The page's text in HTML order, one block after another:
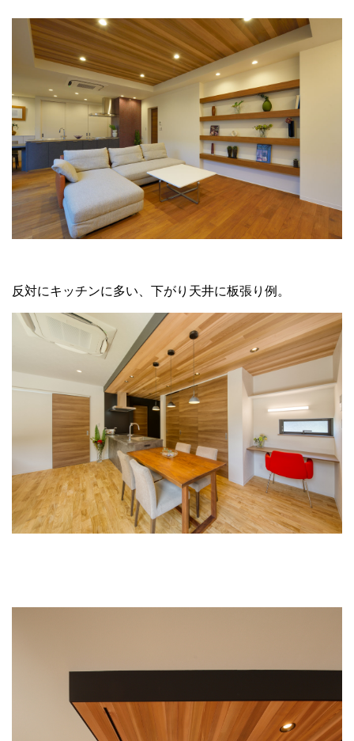
反対にキッチンに多い、下がり天井に板張り例。